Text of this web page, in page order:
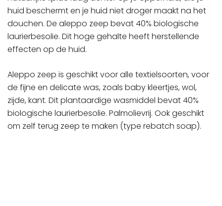
huid beschermt en je huid niet droger maakt na het
douchen. De aleppo zeep bevat 40% biologische
laurierbesolie. Dit hoge gehalte heeft herstellende
effecten op de huid.
Aleppo zeep is geschikt voor alle textielsoorten, voor
de fijne en delicate was, zoals baby kleertjes, wol,
zijde, kant. Dit plantaardige wasmiddel bevat 40%
biologische laurierbesolie. Palmolievrij. Ook geschikt
om zelf terug zeep te maken (type rebatch soap).